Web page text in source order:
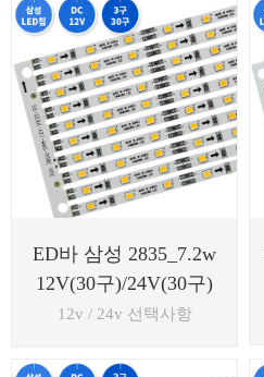
ED바 삼성 2835_7.2w
12V(30구)/24V(30구)
12v / 24v 선택사항